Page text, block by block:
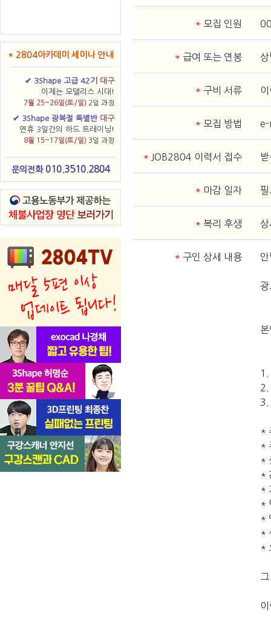
* 2804아카데미 세미나 안내
✔ 3Shape 고급 42기 대구
이제는 모델리스 시대!
7월 25~26일(토/일) 2일 과정
✔ 3Shape 광복절 특별반 대구
연휴 3일간의 하드 트레이닝!
8월 15~17일(토/일) 3일 과정
문의전화 010.3510.2804
* 모집 인원
* 급여 또는 연봉
* 구비 서류
* 모집 방법
* JOB2804 이력서 접수
* 마감 일자
* 복리 후생
* 구인 상세 내용
광
1.
2.
3.
*
*
*
*
*
*
*
*
*